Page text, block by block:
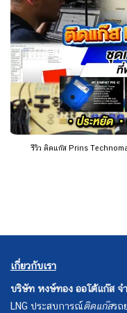
รีวิว ติดแก๊ส Prins
เกี่ยวกับเรา
บริษัท หงษ์ทอง ออโต้แก๊ส จ
LNG ประสบการณ์ติดแก๊สรถ